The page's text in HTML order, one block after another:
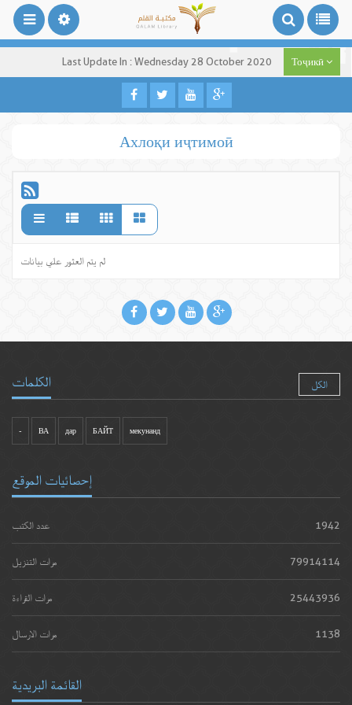
Last Update In : Wednesday 28 October 2020 Тоҷикӣ
Ахлоқи иҷтимоӣ
لم يتم العثور علي بيانات
الكلمات الكل
- ВА дар БАЙТ мекунанд
إحصائيات الموقع
عدد الكتب 1942
مرات التنزيل 79914114
مرات القراءة 25443936
مرات الارسال 1138
القائمة البريدية